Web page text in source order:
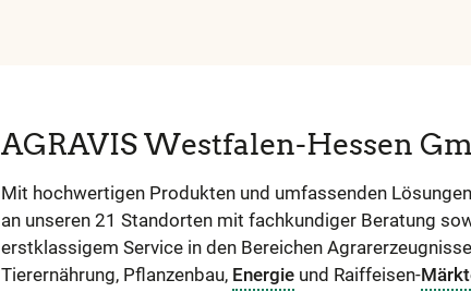
Begriffe
finden
Sie
in
AGRAVIS Westfalen-Hessen
Mit hochwertigen Produkten und umfassenden
an unseren 21 Standorten mit fachkundiger Beratung
erstklassigem Service in den Bereichen
Tierernährung, Pflanzenbau, Energie und Raiffeisen-